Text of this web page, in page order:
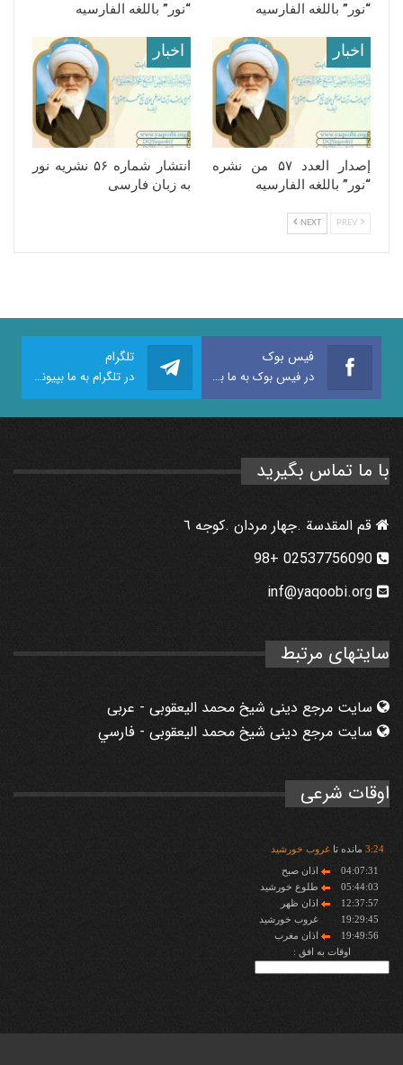
“نور” باللغه الفارسیه
“نور” باللغه الفارسیه
اخبار
إصدار العدد ۵۷ من نشره
“نور” باللغه الفارسیه
اخبار
انتشار شماره ۵۶ نشریه نور
به زبان فارسی
NEXT
فیس بوک
در فیس بوک به ما بپیوندید
تلگرام
در تلگرام به ما بپیوندید
با ما تماس بگیرید
قم المقدسة .جهار مردان .كوجه ٦
inf@yaqoobi.org
سایتهای مرتبط
سایت مرجع دینی شیخ محمد الیعقوبی - عربی
سایت مرجع دینی شیخ محمد الیعقوبی - فارسي
اوقات شرعی
3:24 مانده تاغروب خورشید
04:07:31
اذان صبح
05:44:03
طلوع خورشید
12:37:57
اذان ظهر
19:29:45
غروب خورشید
19:49:56
اذان مغرب
اوقات به افق :